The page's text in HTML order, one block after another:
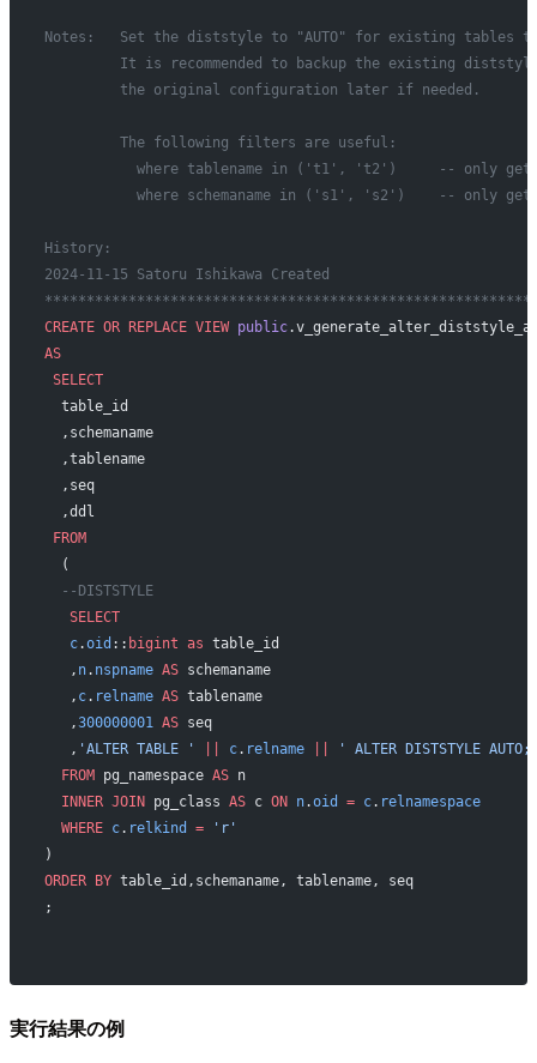
Notes:   Set the diststyle to "AUTO" for existing tables
It is recommended to backup the existing
         the original configuration later if needed.
         The following filters are useful:
where tablename in ('t1', 't2')     -- only
where schemaname in ('s1', 's2')    -- only
History:
2024-11-15 Satoru Ishikawa Created
CREATE OR REPLACE VIEW public
AS
SELECT
  table_id
  ,schemaname
  ,tablename
  ,seq
  ,ddl
FROM
  (
  --DISTSTYLE
   SELECT
   c
.oid :: bigint as table_id
   ,
n. nspname AS schemaname
   ,
c. relname AS tablename
   ,
300000001 AS seq
   ,
'ALTER TABLE ' c. relname ||
' ALTER DISTSTYLE
  FROM
pg_namespace AS n
  INNER JOIN
pg_class AS c ON n.oid = c. relnamespace
  WHERE
c. relkind = 'r'
)
ORDER BY table_id,schemaname, tablename, seq
;
実行結果の例